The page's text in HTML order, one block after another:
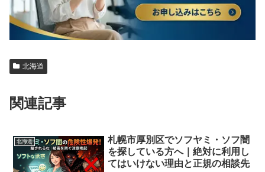
北海道
関連記事
北海道
札幌市厚別区でソフヤミ・ソフ闇
を探している方へ｜絶対に利用し
てはいけない理由と正規の相談先